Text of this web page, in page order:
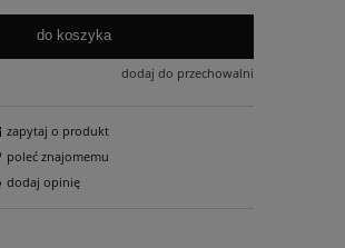
do koszyka
dodaj do przechowalni
zapytaj o produkt
poleć znajomemu
dodaj opinię